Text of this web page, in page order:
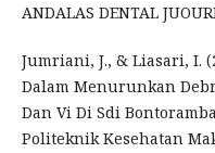
ANDALAS DENTAL
Jumriani, J., & Liasari, I.
Dalam Menurunkan
Dan Vi Di Sdi
Politeknik Kesehatan